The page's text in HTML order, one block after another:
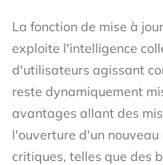
La fonction de mise à
exploite l'intelligence
d'utilisateurs agissant
reste dynamiquement
avantages allant des
l'ouverture d'un
critiques, telles que des